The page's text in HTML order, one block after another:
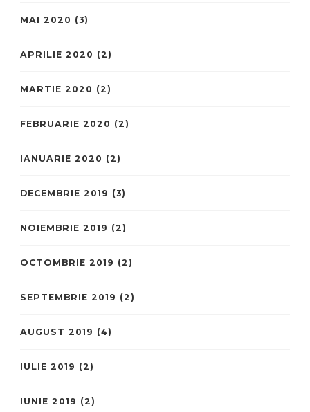
MAI 2020 (3)
APRILIE 2020 (2)
MARTIE 2020 (2)
FEBRUARIE 2020 (2)
IANUARIE 2020 (2)
DECEMBRIE 2019 (3)
NOIEMBRIE 2019 (2)
OCTOMBRIE 2019 (2)
SEPTEMBRIE 2019 (2)
AUGUST 2019 (4)
IULIE 2019 (2)
IUNIE 2019 (2)